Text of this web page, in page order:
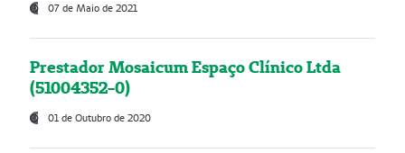
07 de Maio de 2021
Prestador Mosaicum Espaço Clínico Ltda
(51004352-0)
01 de Outubro de 2020